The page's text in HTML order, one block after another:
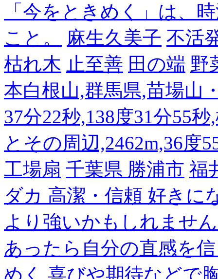
「今をときめく」は、
こと。
麻生久美子 不活
枯れ木 止至善 田の端 野
本白根山,群馬県,苗場山
37分22秒,138度31分55秒
とその周辺,2462m,36度
工場扇 千葉県 勝浦市 福
ダカ 高潔・信頼 好きに
より強いかもしれませ
あったら自分の直感を
めく,喜びや期待などで